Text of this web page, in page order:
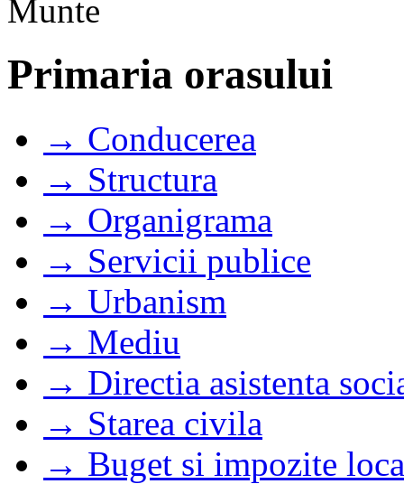
Primaria orasului
→ Conducerea
→ Structura
→ Organigrama
→ Servicii publice
→ Urbanism
→ Mediu
→ Directia asistenta
→ Starea civila
→ Buget si impozite